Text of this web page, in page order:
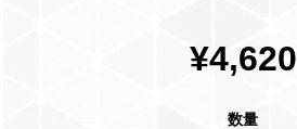
¥4,620
数量